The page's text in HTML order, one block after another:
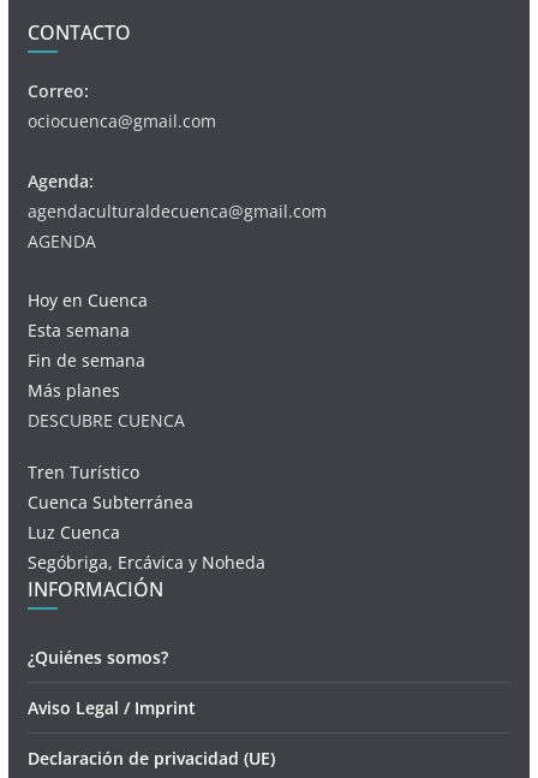
CONTACTO
Correo:
ociocuenca@gmail.com
Agenda:
agendaculturaldecuenca@gmail.com
AGENDA
Hoy en Cuenca
Esta semana
Fin de semana
Más planes
DESCUBRE CUENCA
Tren Turístico
Cuenca Subterránea
Luz Cuenca
Segóbriga, Ercávica y Noheda
INFORMACIÓN
¿Quiénes somos?
Aviso Legal / Imprint
Declaración de privacidad (UE)